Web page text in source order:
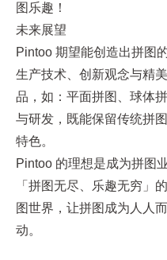
图乐趣！
未来展望
Pintoo 期望能创造出拼图
生产技术、创新观念与精
品，如：平面拼图、球体
与研发，既能保留传统拼
特色。
Pintoo 的理想是成为拼图
「拼图无尽、乐趣无穷」
图世界，让拼图成为人人
动。